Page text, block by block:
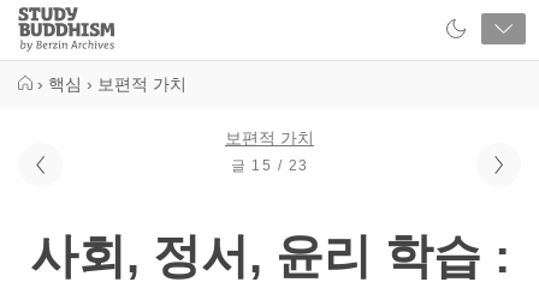
Close
Study
Buddhism
› 핵심 › 보편적 가치
보편적 가치
글 15 / 23
사회, 정서, 윤리 학습 :